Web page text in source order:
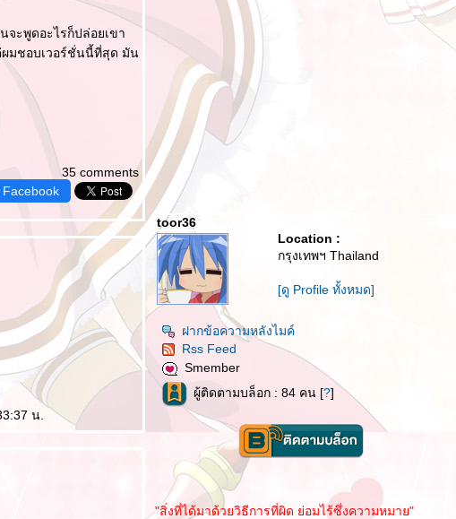
จะพูดอะไรก็ปล่อยเขา
ผมชอบเวอร์ชั่นนี้ที่สุด มัน
35 comments
น.
toor36
Location :
กรุงเทพฯ Thailand
[ดู Profile ทั้งหมด]
ฝากข้อความหลังไมค์
Rss Feed
Smember
ผู้ติดตามบล็อก : 84 คน [?]
"สิ่งที่ได้มาด้วยวิธีการที่ผิด ย่อมไร้ซึ่งความหมาย"